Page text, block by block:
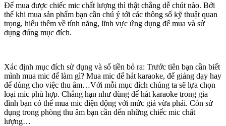
Để mua được chiếc mic chất lượng thì thật chẳng dễ chút nào. Bởi
thế khi mua sản phẩm bạn cần chú ý tới các thông số kỹ thuật quan
trọng, hiểu thêm về tính năng, lĩnh vực ứng dụng để mua và sử
dụng đúng mục đích.
Xác định mục đích sử dụng và số tiền bỏ ra: Trước tiên bạn cần biết
mình mua mic để làm gì? Mua mic để hát karaoke, để giảng dạy hay
để dùng cho việc thu âm…Với mỗi mục đích chúng ta sẽ lựa chọn
loại mic phù hợp. Chẳng hạn như dùng để hát karaoke trong gia
đình bạn có thể mua mic điện động với mức giá vừa phải. Còn sử
dụng trong phòng thu âm bạn cần đến những chiếc mic chất
lượng…